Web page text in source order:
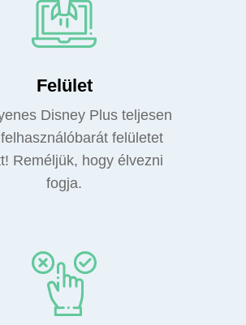
Felület
Disney Plus teljesen
felületet
Reméljük, hogy élvezni
fogja.